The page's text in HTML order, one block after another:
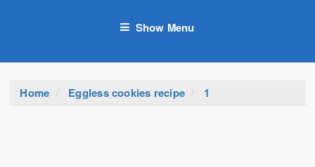
Show Menu
Home Eggless cookies recipe 1